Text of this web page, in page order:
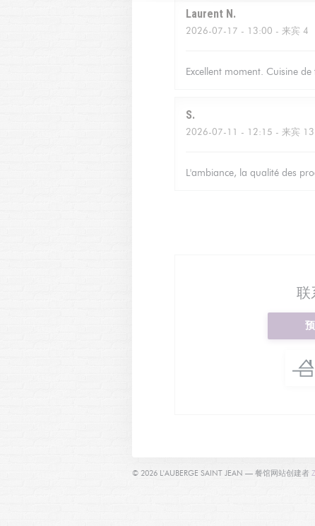
Laurent N
2026-07-17 - 13:00 - 来宾 4
Excellent moment. Cuisine
S
2026-07-11 - 12:15 - 来宾 13
L'ambiance, la qualité des
联
© 2026 L'AUBERGE SAINT JEAN — 餐馆网站创建者